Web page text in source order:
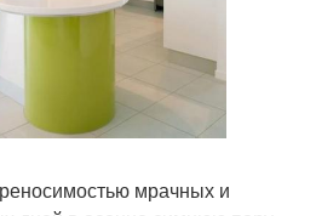
мрачных и